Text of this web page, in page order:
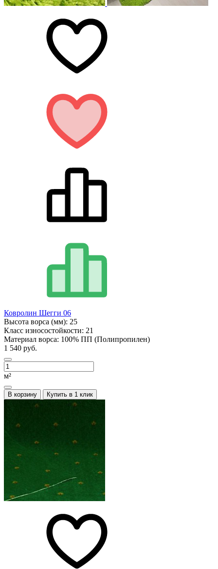
Ковролин Шегги 06
Высота ворса (мм): 25
Класс износостойкости: 21
Материал ворса: 100% ПП (Полипропилен)
1 540 руб.
м²
В корзину Купить в 1 клик